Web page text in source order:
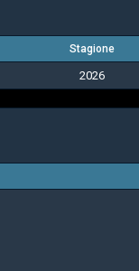
Stagione
2026